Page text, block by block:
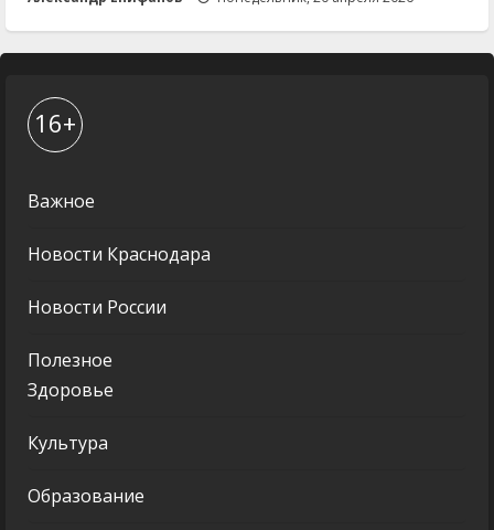
16+
Важное
Новости Краснодара
Новости России
Полезное
Здоровье
Культура
Образование